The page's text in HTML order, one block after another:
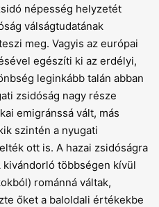
népesség helyzetét
válságtudatának
meg. Vagyis az európai
egészíti ki az erdélyi,
leginkább talán abban
zsidóság nagy része
emigránssá vált, más
szintén a nyugati
ott is. A hazai zsidóságra
többségen kívül
románná váltak,
őket a baloldali értékekbe